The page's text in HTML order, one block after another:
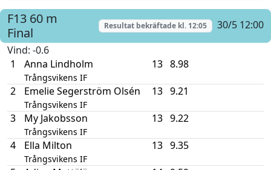
F13 60 m
Final
Resultat bekräftade kl. 12:05
30/5 12:00
Vind: -0.6
1
Anna Lindholm
Trångsvikens IF
13 8.98
2 Emelie Segerström Olsén
Trångsvikens IF
13 9.21
3 My Jakobsson
Trångsvikens IF
13 9.22
4 Ella Milton
Trångsvikens IF
13 9.35